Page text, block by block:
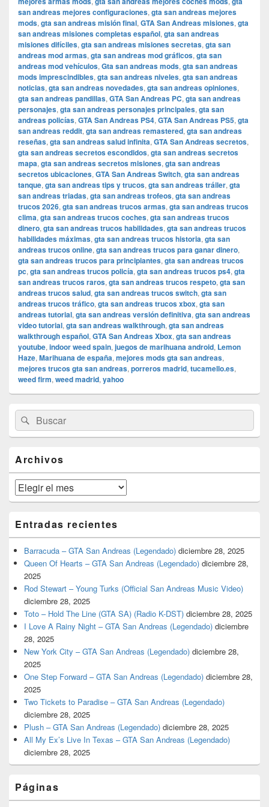
san andreas mejores configuraciones, gta san andreas mejores
mods, gta san andreas misión final, GTA San Andreas misiones, gta
san andreas misiones completas español, gta san andreas
misiones difíciles, gta san andreas misiones secretas, gta san
andreas mod armas, gta san andreas mod gráficos, gta san
andreas mod vehículos, Gta san andreas mods, gta san andreas
mods imprescindibles, gta san andreas niveles, gta san andreas
noticias, gta san andreas novedades, gta san andreas opiniones,
gta san andreas pandillas, GTA San Andreas PC, gta san andreas
personajes, gta san andreas personajes principales, gta san
andreas policías, GTA San Andreas PS4, GTA San Andreas PS5, gta
san andreas reddit, gta san andreas remastered, gta san andreas
reseñas, gta san andreas salud infinita, GTA San Andreas secretos,
gta san andreas secretos escondidos, gta san andreas secretos
mapa, gta san andreas secretos misiones, gta san andreas
secretos ubicaciones, GTA San Andreas Switch, gta san andreas
tanque, gta san andreas tips y trucos, gta san andreas tráiler, gta
san andreas triadas, gta san andreas trofeos, gta san andreas
trucos 2026, gta san andreas trucos armas, gta san andreas trucos
clima, gta san andreas trucos coches, gta san andreas trucos
dinero, gta san andreas trucos habilidades, gta san andreas trucos
habilidades máximas, gta san andreas trucos historia, gta san
andreas trucos online, gta san andreas trucos para ganar dinero,
gta san andreas trucos para principiantes, gta san andreas trucos
pc, gta san andreas trucos policía, gta san andreas trucos ps4, gta
san andreas trucos raros, gta san andreas trucos respeto, gta san
andreas trucos salud, gta san andreas trucos switch, gta san
andreas trucos tráfico, gta san andreas trucos xbox, gta san
andreas tutorial, gta san andreas versión definitiva, gta san andreas
video tutorial, gta san andreas walkthrough, gta san andreas
walkthrough español, GTA San Andreas Xbox, gta san andreas
youtube, indoor weed spain, juegos de marihuana android, Lemon
Haze, Marihuana de españa, mejores mods gta san andreas,
mejores trucos gta san andreas, porreros madrid, tucamello.es,
weed firm, weed madrid, yahoo
área
de
widget
lateral
primaria
Buscar
por:
Buscar
Archivos
Archivos
Entradas recientes
Barracuda – GTA San Andreas (Legendado) diciembre 28, 2025
Queen Of Hearts – GTA San Andreas (Legendado) diciembre 28,
2025
Rod Stewart – Young Turks (Official San Andreas Music Video)
diciembre 28, 2025
Toto – Hold The Line (GTA SA) (Radio K-DST) diciembre 28, 2025
I Love A Rainy Night – GTA San Andreas (Legendado) diciembre
28, 2025
New York City – GTA San Andreas (Legendado) diciembre 28,
2025
One Step Forward – GTA San Andreas (Legendado) diciembre 28,
2025
Two Tickets to Paradise – GTA San Andreas (Legendado)
diciembre 28, 2025
Plush – GTA San Andreas (Legendado) diciembre 28, 2025
All My Ex’s Live In Texas – GTA San Andreas (Legendado)
diciembre 28, 2025
Páginas